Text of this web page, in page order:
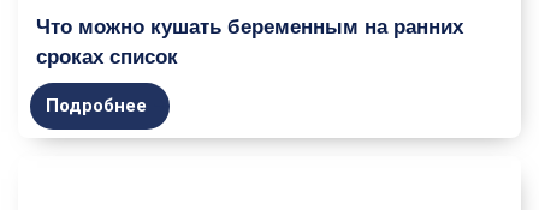
Что можно кушать беременным на ранних
сроках список
Подробнее